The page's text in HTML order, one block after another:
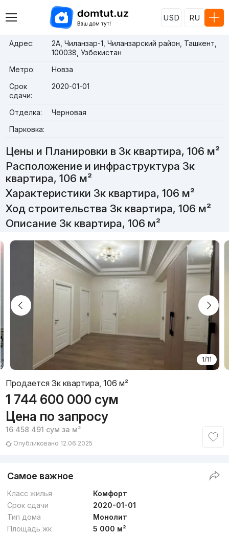
USD RU
Адрес:
2А, Чиланзар-1, Чиланзарский район, Ташкент,
100038, Узбекистан
Метро:
Новза
Срок
сдачи:
2020-01-01
Отделка:
Черновая
Парковка:
Цены и Планировки в 3к квартира, 106 м²
Расположение и инфраструктура 3к
квартира, 106 м²
Характеристики 3к квартира, 106 м²
Ход строительства 3к квартира, 106 м²
Описание 3к квартира, 106 м²
1/11
Продается 3к квартира, 106 м²
1 744 600 000 сум
Цена по запросу
16 458 491 сум за м²
Опубликовано 12.06.2025
Самое важное
Класс жилья
Комфорт
Срок сдачи
2020-01-01
Тип дома
Монолит
Площадь жк
5 000 м²